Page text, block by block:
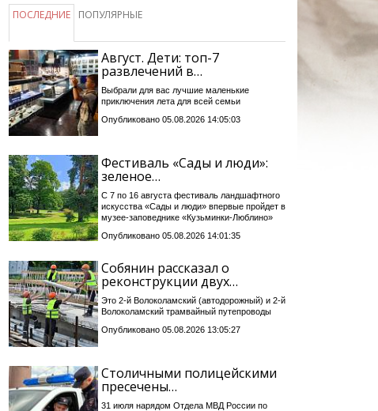
ПОСЛЕДНИЕ ПОПУЛЯРНЫЕ
Август. Дети: топ-7
развлечений в…
Выбрали для вас лучшие маленькие
приключения лета для всей семьи
Опубликовано 05.08.2026 14:05:03
Фестиваль «Сады и люди»:
зеленое…
С 7 по 16 августа фестиваль ландшафтного
искусства «Сады и люди» впервые пройдет в
музее-заповеднике «Кузьминки-Люблино»
Опубликовано 05.08.2026 14:01:35
Собянин рассказал о
реконструкции двух…
Это 2-й Волоколамский (автодорожный) и 2-й
Волоколамский трамвайный путепроводы
Опубликовано 05.08.2026 13:05:27
Столичными полицейскими
пресечены…
31 июля нарядом Отдела МВД России по